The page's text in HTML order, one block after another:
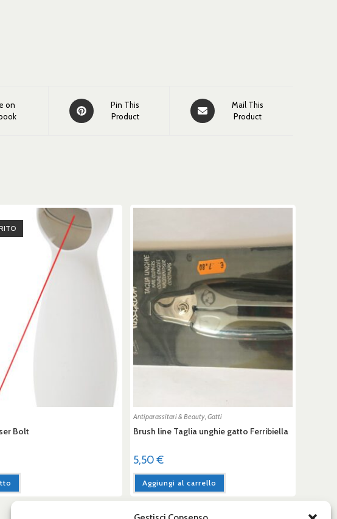
on
Pin This
Product
Mail This
Product
Bolt
Antiparassitari & Beauty, Gatti
Brush line Taglia unghie gatto Ferribiella
5,50€
Aggiungi al carrello